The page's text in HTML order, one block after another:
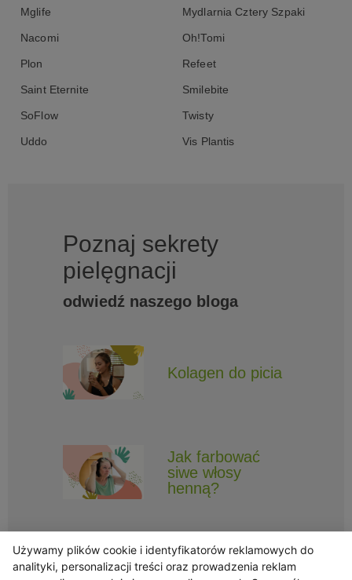
Mglife Mydlarnia Cztery Szpaki
Nacomi Oh!Tomi
Plon Refeet
Saint Eternite Smilebite
SoFlow Twisty
Uddo Vis Plantis
Poznaj sekrety
pielęgnacji
odwiedź naszego bloga
Kolagen do picia
Jak farbować
siwe włosy
henną?
Używamy plików cookie i identyfikatorów reklamowych do
analityki, personalizacji treści oraz prowadzenia reklam